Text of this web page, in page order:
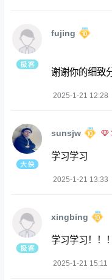
fujing
谢谢你的细致
2025-1-21 12:28
sunsjw
学习学习
2025-1-21 13:33
xingbing
学习学习！！！
2025-1-21 15:11